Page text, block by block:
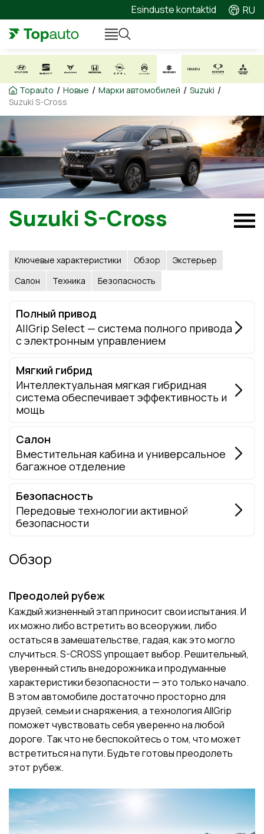
Esinduste kontaktid RU
Topauto / Новые / Марки автомобилей / Suzuki /
Suzuki S-Cross
Suzuki S-Cross
Ключевые характеристики Обзор
Экстерьер
Салон
Техника Безопасность
Полный привод
AllGrip Select — система полного привода
с электронным управлением
Мягкий гибрид
Интеллектуальная мягкая гибридная
система обеспечивает эффективность и
мощь
Салон
Вместительная кабина и универсальное
багажное отделение
Безопасность
Передовые технологии активной
безопасности
Обзор
Преодолей рубеж
Каждый жизненный этап приносит свои испытания. И
их можно либо встретить во всеоружии, либо
остаться в замешательстве, гадая, как это могло
случиться. S-CROSS упрощает выбор. Решительный,
уверенный стиль внедорожника и продуманные
характеристики безопасности — это только начало.
В этом автомобиле достаточно просторно для
друзей, семьи и снаряжения, а технология AllGrip
поможет чувствовать себя уверенно на любой
дороге. Так что не беспокойтесь о том, что может
встретиться на пути. Будьте готовы преодолеть
этот рубеж.